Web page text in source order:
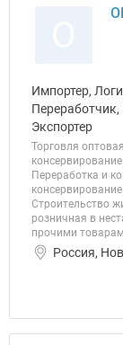
Импортер,
Переработчик,
Экспортер
Торговля
Переработка и
Строительство
розничная в
прочими
Россия,